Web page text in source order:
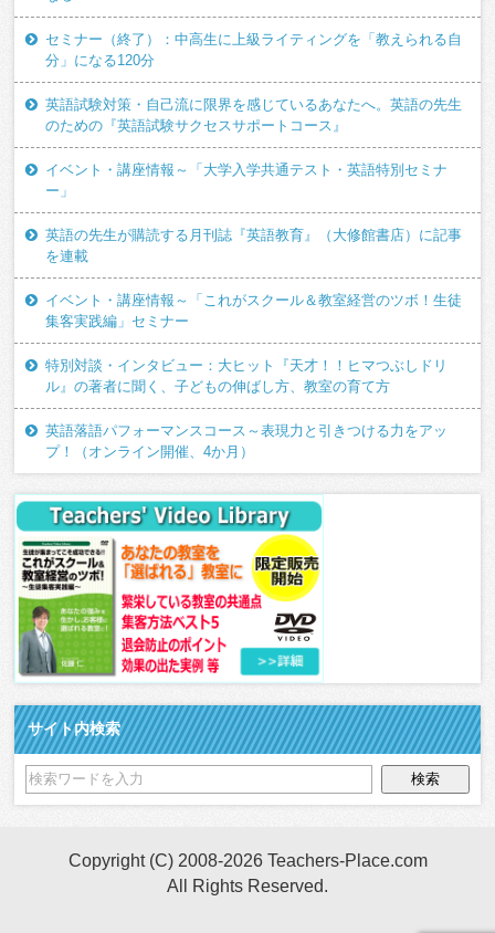
セミナー（終了）：中高生に上級ライティングを「教えられる自
分」になる120分
英語試験対策・自己流に限界を感じているあなたへ。英語の先生
のための『英語試験サクセスサポートコース』
イベント・講座情報～「大学入学共通テスト・英語特別セミナ
ー」
英語の先生が購読する月刊誌『英語教育』（大修館書店）に記事
を連載
イベント・講座情報～「これがスクール＆教室経営のツボ！生徒
集客実践編」セミナー
特別対談・インタビュー：大ヒット『天才！！ヒマつぶしドリ
ル』の著者に聞く、子どもの伸ばし方、教室の育て方
英語落語パフォーマンスコース～表現力と引きつける力をアッ
プ！（オンライン開催、4か月）
サイト内検索
Copyright (C) 2008-2026 Teachers-Place.com
All Rights Reserved.